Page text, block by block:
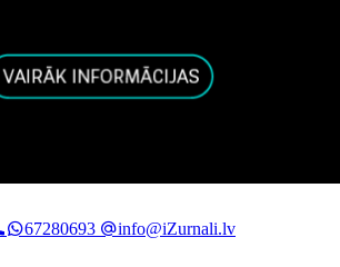
67280693
info@iZurnali.lv